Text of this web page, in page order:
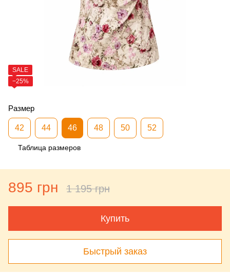
SALE
−25%
Размер
42 44 46 48 50 52
Таблица размеров
895 грн 1 195 грн
Купить
Быстрый заказ